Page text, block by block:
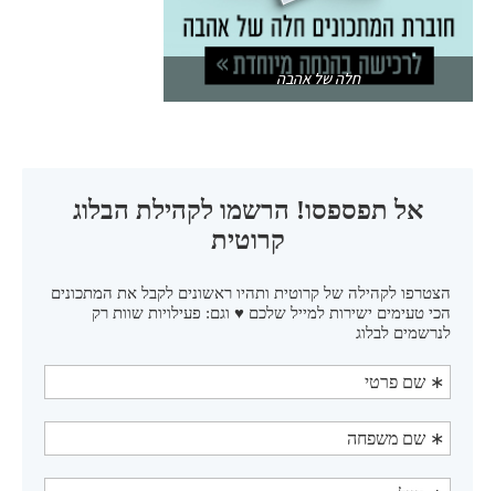
חלה של אהבה